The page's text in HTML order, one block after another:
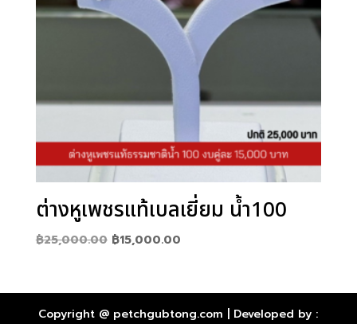
ต่างหูเพชรแท้เบลเยี่ยม น้ำ100
฿25,000.00 Original
฿25,000.00.
฿15,000.00Current
฿15,000.00.
Copyright @ petchgubtong.com | Developed by :